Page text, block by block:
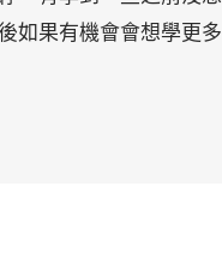
如果有機會會想學更多